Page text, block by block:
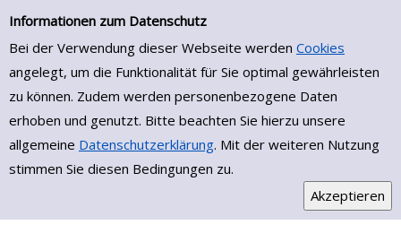
Informationen zum Datenschutz
Bei der Verwendung dieser Webseite werden Cookies
angelegt, um die Funktionalität für Sie optimal gewährleisten
zu können. Zudem werden personenbezogene Daten
erhoben und genutzt. Bitte beachten Sie hierzu unsere
allgemeine Datenschutzerklärung. Mit der weiteren Nutzung
stimmen Sie diesen Bedingungen zu.
Zur Detailanzeige springen